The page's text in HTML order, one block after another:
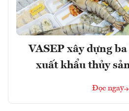
VASEP xây dựng
xuất khẩu thủy
Đọc ngay